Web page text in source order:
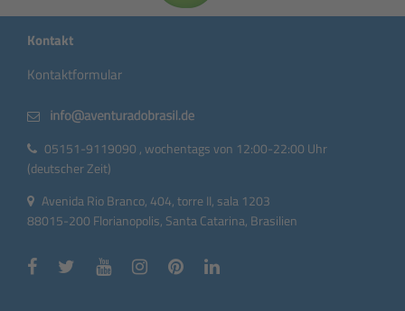
Kontakt
Kontaktformular
05151-9119090 , wochentags von 12:00-22:00 Uhr
(deutscher Zeit)
Avenida Rio Branco, 404, torre II, sala 1203
88015-200 Florianopolis, Santa Catarina, Brasilien